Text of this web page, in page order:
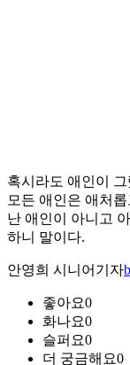
혹시라도 애인이
모든 애인은 애처
난 애인이 아니고
하니 말이다.
안영희 시니어기자
좋아요0
화나요0
슬퍼요0
더 궁금해요0